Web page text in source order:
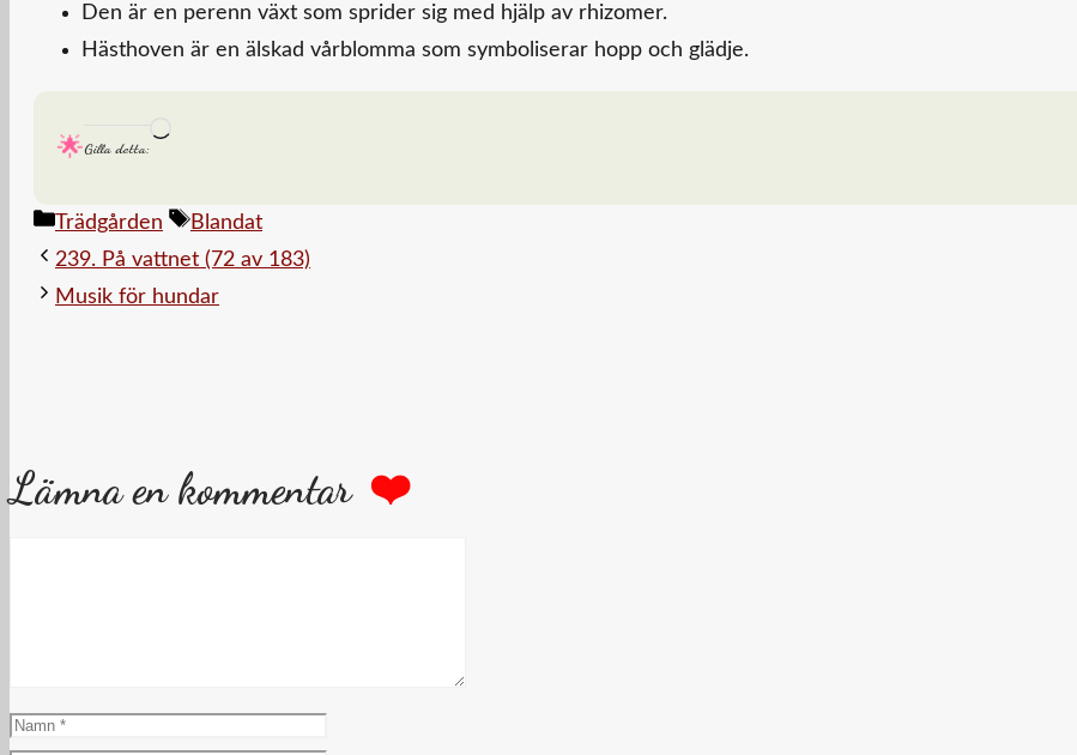
Den är en perenn växt som sprider sig med hjälp av rhizomer.
Hästhoven är en älskad vårblomma som symboliserar hopp och glädje.
Gilla detta:
…
Kategorier
Trädgården Etiketter
Blandat
239. På vattnet (72 av 183)
Musik för hundar
Lämna en kommentar
Namn